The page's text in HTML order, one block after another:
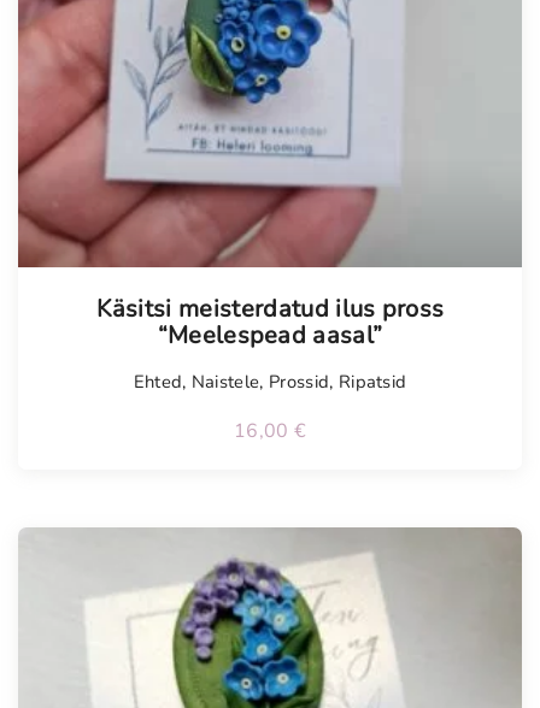
Käsitsi meisterdatud ilus pross
“Meelespead aasal”
Ehted, Naistele, Prossid, Ripatsid
16,00 €